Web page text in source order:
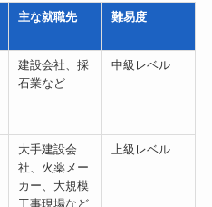
主な就職先 難易度
建設会社、採
石業など
中級レベル
大手建設会
社、火薬メー
カー、大規模
工事現場など
上級レベル